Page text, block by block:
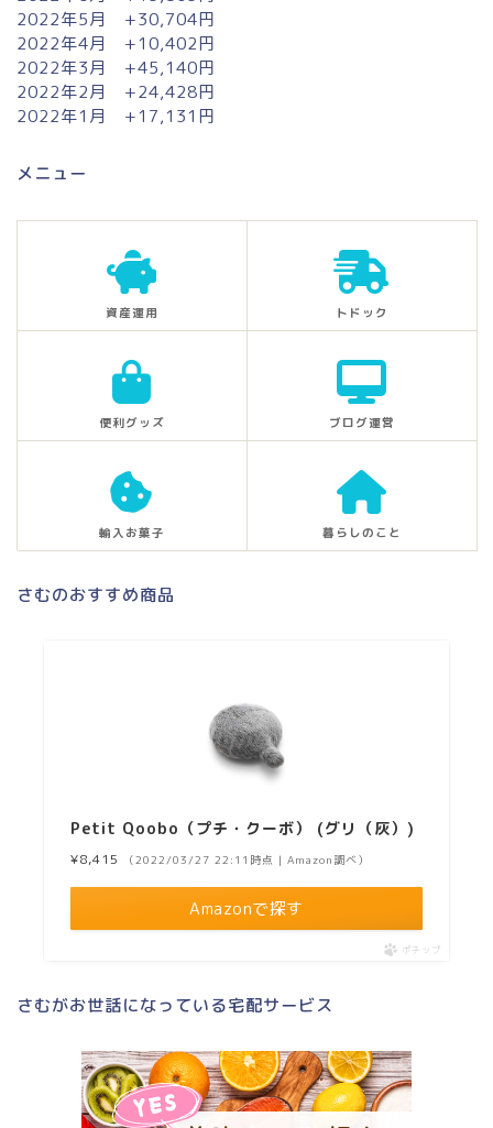
2022年5月 +30,704円
2022年4月 +10,402円
2022年3月 +45,140円
2022年2月 +24,428円
2022年1月 +17,131円
メニュー
資産運用 トドック
便利グッズ ブログ運営
輸入お菓子 暮らしのこと
さむのおすすめ商品
Petit Qoobo（プチ・クーボ） (グリ（灰）)
¥8,415 （2022/03/27 22:11時点 | Amazon調べ）
Amazonで探す
ポチップ
さむがお世話になっている宅配サービス